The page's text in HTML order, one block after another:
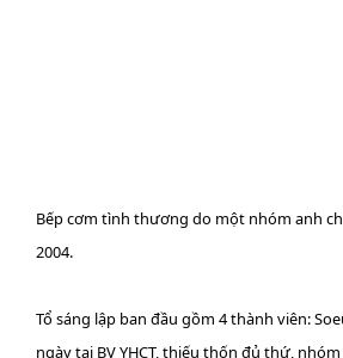
Bếp cơm tình thương do một nhóm anh
2004.
Tổ sáng lập ban đầu gồm 4 thành viên:
ngày tại BV YHCT, thiếu thốn đủ thứ,